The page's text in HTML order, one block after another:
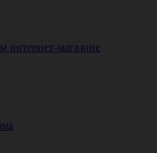
интернет-магазине